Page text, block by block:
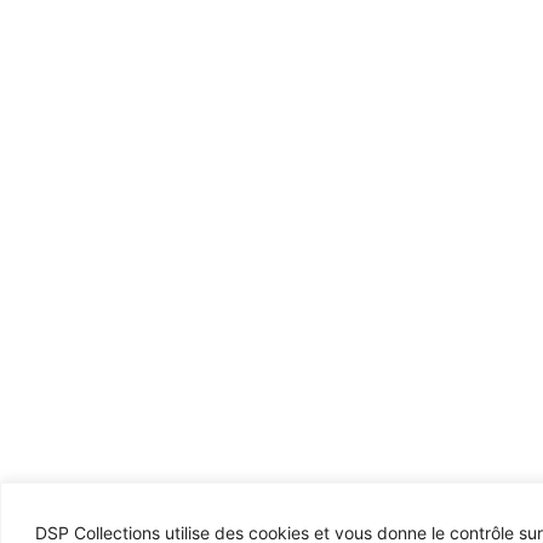
DSP Collections utilise des cookies et vous donne le contrôle